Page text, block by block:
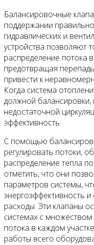
Балансировочные
поддержании
гидравлических и
устройства позволяют
распределение потока
предотвращая
привести к
Когда система
должной балансировки,
недостаточной
эффективность.
С помощью
регулировать потоки,
распределение тепла
отметить, что они
параметров системы,
энергоэффективность
расходы. Эти клапаны
системах с множеством
потока в каждом
работы всего